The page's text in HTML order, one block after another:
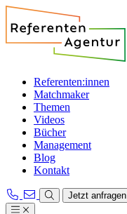
Referenten:innen
Matchmaker
Themen
Videos
Bücher
Management
Blog
Kontakt
Jetzt anfragen